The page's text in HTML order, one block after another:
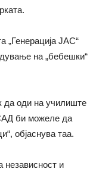
„Генерација ЈАС“
на „бебешки“
да оди на училиште
би можеле да
објаснува таа.
независност и